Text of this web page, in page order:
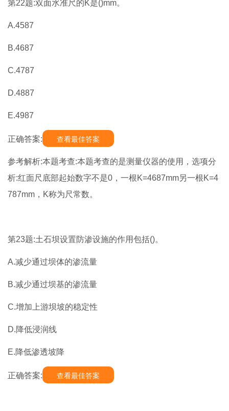
第22题:双面水准尺的K是()mm。
A.4587
B.4687
C.4787
D.4887
E.4987
正确答案: 查看最佳答案
参考解析:本题考查:本题考查的是测量仪器的使用，选项分
析:红面尺底部起始数字不是0，一根K=4687mm另一根K=4
787mm，K称为尺常数。
第23题:土石坝设置防渗设施的作用包括()。
A.减少通过坝体的渗流量
B.减少通过坝基的渗流量
C.增加上游坝坡的稳定性
D.降低浸润线
E.降低渗透坡降
正确答案: 查看最佳答案